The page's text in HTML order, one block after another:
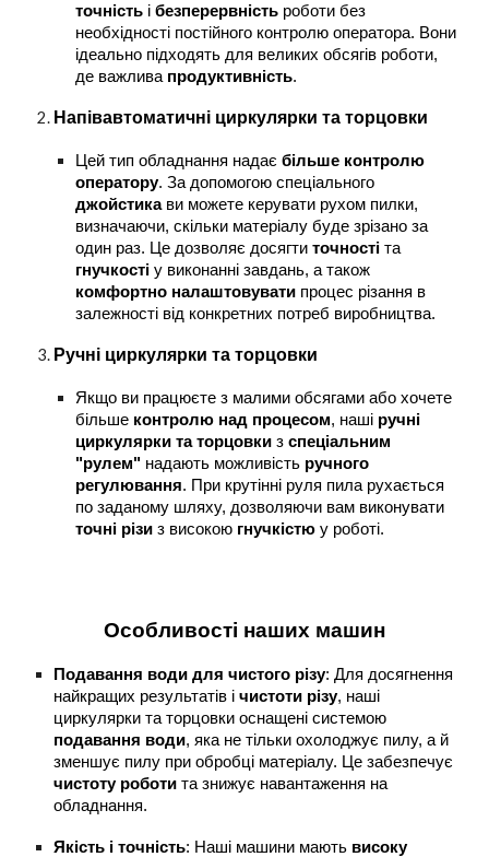
точність ібезперервність роботи без
необхідності постійного контролю оператора. Вони
ідеально підходять для великих обсягів роботи,
де важлива продуктивність.
Напівавтоматичні циркулярки та торцовки
Цей тип обладнання надаєбільше контролю
оператору. За допомогою спеціального
джойстикави можете керувати рухом пилки,
визначаючи, скільки матеріалу буде зрізано за
один раз. Це дозволяє досягтиточності та
гнучкості у виконанні завдань, а також
комфортно налаштовувати процес різання в
залежності від конкретних потреб виробництва.
Ручні циркулярки та торцовки
Якщо ви працюєте з малими обсягами або хочете
більше контролю над процесом, наші ручні
циркулярки та торцовки зспеціальним
"рулем" надають можливість ручного
регулювання. При крутінні руля пила рухається
по заданому шляху, дозволяючи вам виконувати
точні різи з високою гнучкістю у роботі.
Особливості наших машин
Подавання води для чистого різу: Для досягнення
найкращих результатів ічистоти різу, наші
циркулярки та торцовки оснащені системою
подавання води, яка не тільки охолоджує пилу, а й
зменшує пилу при обробці матеріалу. Це забезпечує
чистоту роботи та знижує навантаження на
обладнання.
Якість і точність: Наші машини мають високу